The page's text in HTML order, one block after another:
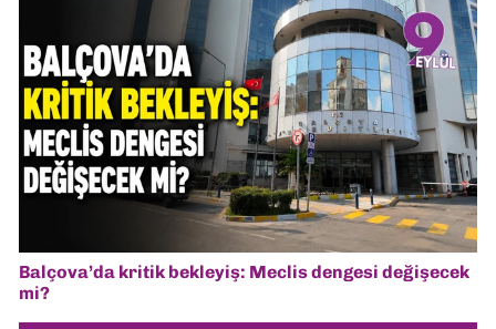
Balçova’da kritik bekleyiş: Meclis dengesi değişecek
mi?